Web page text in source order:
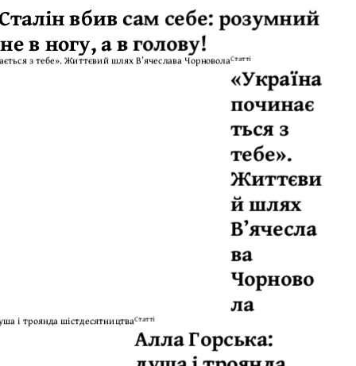
вбив сам себе: розумний
не в ногу, а в голову!
Статті
«Україна
починає
ться з
тебе».
Життєви
й шлях
Вʼячесла
ва
Чорново
ла
Статті
Алла Горська: